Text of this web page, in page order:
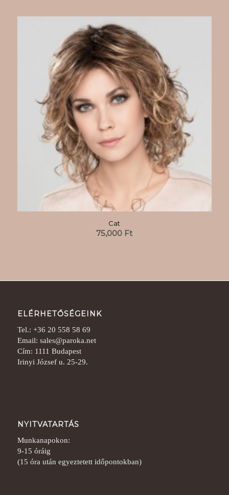
Cat
75,000 Ft
ELÉRHETŐSÉGEINK
Tel.: +36 20 558 58 69
Email: sales@paroka.net
Cím: 1111 Budapest
Irinyi József u. 25-29.
NYITVATARTÁS
Munkanapokon:
9-15 óráig
(15 óra után egyeztetett időpontokban)